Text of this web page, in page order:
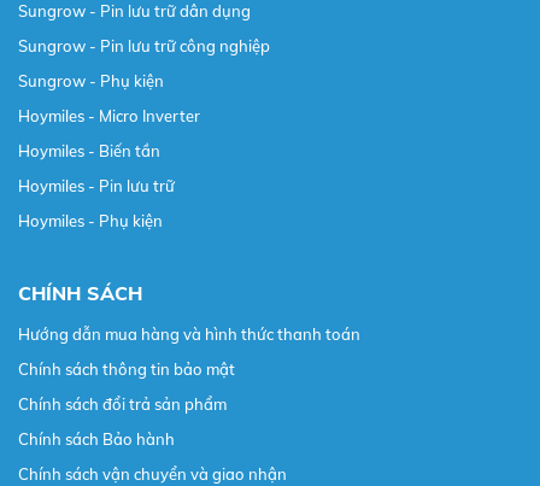
Sungrow - Pin lưu trữ dân dụng
Sungrow - Pin lưu trữ công nghiệp
Sungrow - Phụ kiện
Hoymiles - Micro Inverter
Hoymiles - Biến tần
Hoymiles - Pin lưu trữ
Hoymiles - Phụ kiện
CHÍNH SÁCH
Hướng dẫn mua hàng và hình thức thanh toán
Chính sách thông tin bảo mật
Chính sách đổi trả sản phẩm
Chính sách Bảo hành
Chính sách vận chuyển và giao nhận